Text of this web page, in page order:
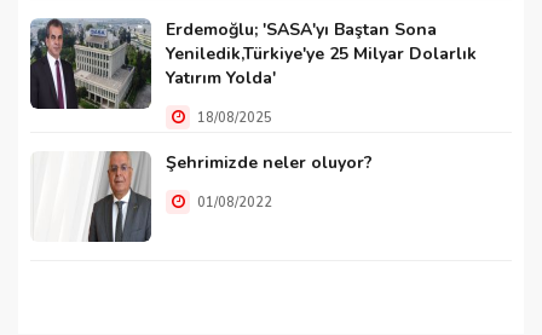
Erdemoğlu; 'SASA'yı Baştan Sona
Yeniledik,Türkiye'ye 25 Milyar Dolarlık
Yatırım Yolda'
18/08/2025
Şehrimizde neler oluyor?
01/08/2022